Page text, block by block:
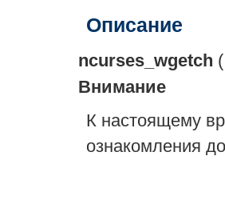
Описание
ncurses_wgetch (
Внимание
К настоящему
ознакомления